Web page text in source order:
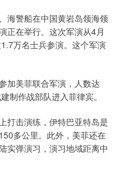
海警船在中国黄岩岛领海领
正在举行。这次军演从4月
万名士兵参演。这个军演
加美菲联合军演，人数达
制作战部队进入菲律宾。
打击演练，伊特巴亚特岛是
多公里。此外，美菲还在
实弹演习，演习地域距离中